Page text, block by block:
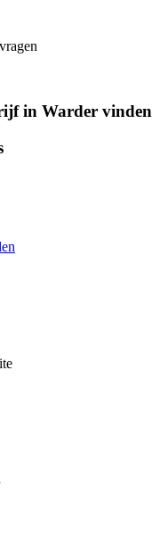
in Warder vinden